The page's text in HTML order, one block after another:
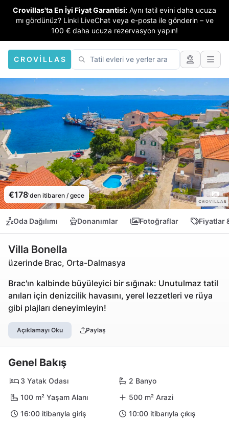
Crovillas'ta En İyi Fiyat Garantisi: Aynı tatil evini daha ucuza
mı gördünüz? Linki LiveChat veya e-posta ile gönderin – ve
100 € daha ucuza rezervasyon yapın!
CROVILLAS
€178'den itibaren / gece
Oda Dağılımı Donanımlar Fotoğraflar Fiyatlar
Villa Bonella
üzerinde Brac, Orta-Dalmasya
Brac'ın kalbinde büyüleyici bir sığınak: Unutulmaz tatil
anıları için denizcilik havasını, yerel lezzetleri ve rüya
gibi plajları deneyimleyin!
Açıklamayı Oku Paylaş
Genel Bakış
3 Yatak Odası
2 Banyo
100 m² Yaşam Alanı
500 m² Arazi
16:00 itibarıyla giriş
10:00 itibarıyla çıkış